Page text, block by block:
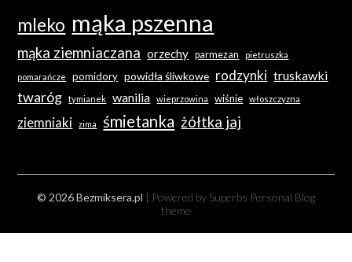
mleko mąka pszenna
mąka ziemniaczana orzechy parmezan pietruszka
pomarańcze pomidory powidła śliwkowe rodzynki truskawki
twaróg tymianek wanilia wieprzowina wiśnie włoszczyzna
ziemniaki zima śmietanka żółtka jaj
© 2026 Bezmiksera.pl | Powered by Superbs Personal Blog
theme